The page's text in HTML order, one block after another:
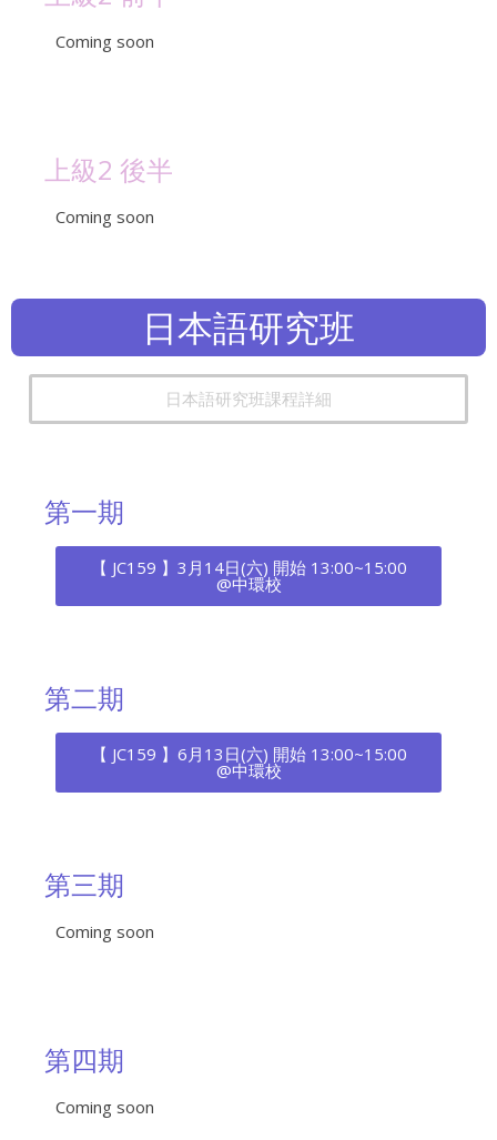
Coming soon
上級2 後半
Coming soon
日本語研究班
日本語研究班課程詳細
第一期
【 JC159 】3月14日(六) 開始 13:00~15:00
@中環校
第二期
【 JC159 】6月13日(六) 開始 13:00~15:00
@中環校
第三期
Coming soon
第四期
Coming soon